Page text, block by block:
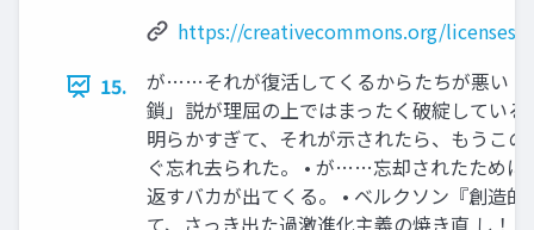
https://creativecommons.org/licenses/
15.
が……それが復活してくるからたちが悪い •
鎖」説が理屈の上ではまったく破綻してい
明らかすぎて、それが示されたら、もうこ
ぐ忘れ去られた。 • が……忘却されたために
返すバカが出てくる。 • ベルクソン『創造的